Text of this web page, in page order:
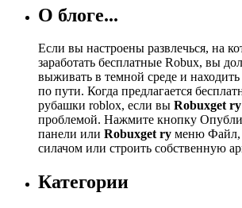
О блоге...
Если вы настроены развлечься, на
заработать бесплатные Robux, вы
выживать в темной среде и
по пути. Когда предлагается
рубашки roblox, если вы Robuxget ry
проблемой. Нажмите кнопку
панели или Robuxget ry меню Файл,
силачом или строить собственную
Категории